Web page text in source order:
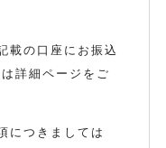
載の口座にお振込
詳細ページをご
につきましては